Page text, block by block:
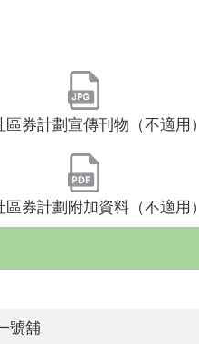
區券計劃宣傳刊物（不適用）
區券計劃附加資料（不適用）
號舖